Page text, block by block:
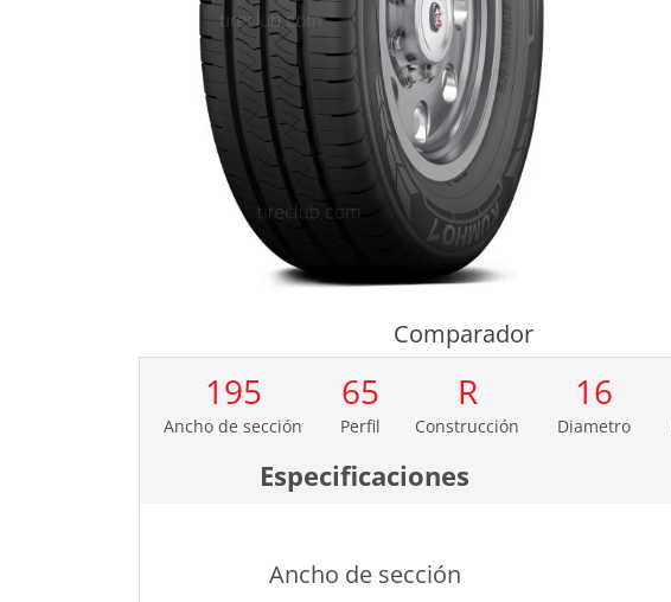
Comparador
195
Ancho de sección
65
Perfil
R
Construcción
16
Diametro
Especificaciones
Ancho de sección